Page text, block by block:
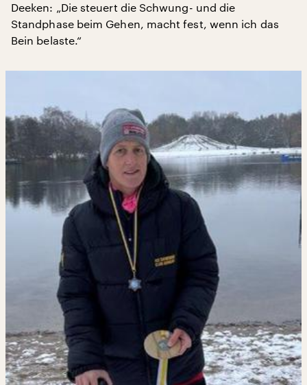
Deeken: „Die steuert die Schwung- und die
Standphase beim Gehen, macht fest, wenn ich das
Bein belaste.“